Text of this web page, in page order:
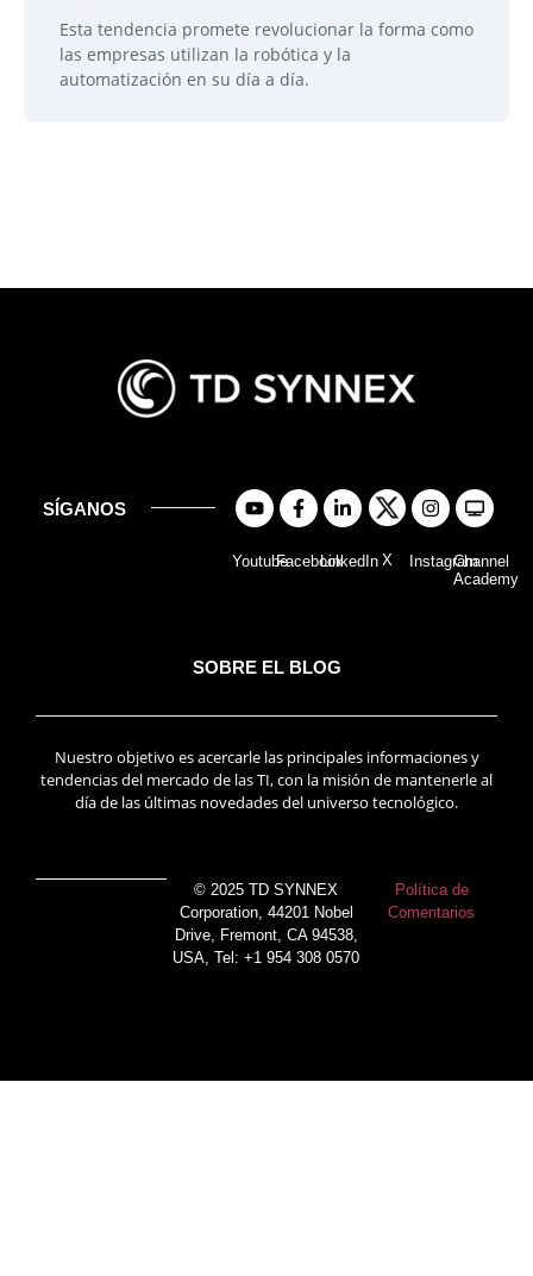
Esta tendencia promete revolucionar la forma como
las empresas utilizan la robótica y la
automatización en su día a día.
SÍGANOS
YoutubeFacebookLinkedIn X InstagramChannel
Academy
SOBRE EL BLOG
Nuestro objetivo es acercarle las principales informaciones y
tendencias del mercado de las TI, con la misión de mantenerle al
día de las últimas novedades del universo tecnológico.
© 2025 TD SYNNEX
Corporation, 44201 Nobel
Drive, Fremont, CA 94538,
USA, Tel: +1 954 308 0570
Política de
Comentarios